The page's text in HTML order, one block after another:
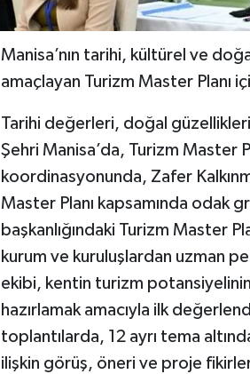
Manisa’nın tarihi, kültürel ve
amaçlayan Turizm Master Planı
Tarihi değerleri, doğal
Şehri Manisa’da, Turizm Master
koordinasyonunda, Zafer
Master Planı kapsamında odak
başkanlığındaki Turizm Master
kurum ve kuruluşlardan uzman
ekibi, kentin turizm
hazırlamak amacıyla ilk
toplantılarda, 12 ayrı tema
ilişkin görüş, öneri ve proje